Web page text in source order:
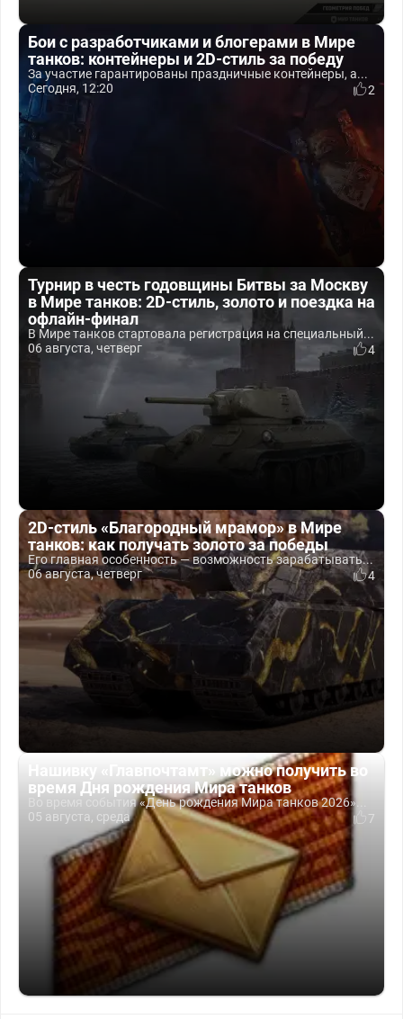
Бои с разработчиками и блогерами в Мире
танков: контейнеры и 2D-стиль за победу
За участие гарантированы праздничные контейнеры, а...
Сегодня, 12:20
2
Турнир в честь годовщины Битвы за Москву
в Мире танков: 2D-стиль, золото и поездка на
офлайн-финал
В Мире танков стартовала регистрация на специальный...
06 августа, четверг
4
2D-стиль «Благородный мрамор» в Мире
танков: как получать золото за победы
Его главная особенность — возможность зарабатывать...
06 августа, четверг
4
Нашивку «Главпочтамт» можно получить во
время Дня рождения Мира танков
Во время события «День рождения Мира танков 2026»...
05 августа, среда
7